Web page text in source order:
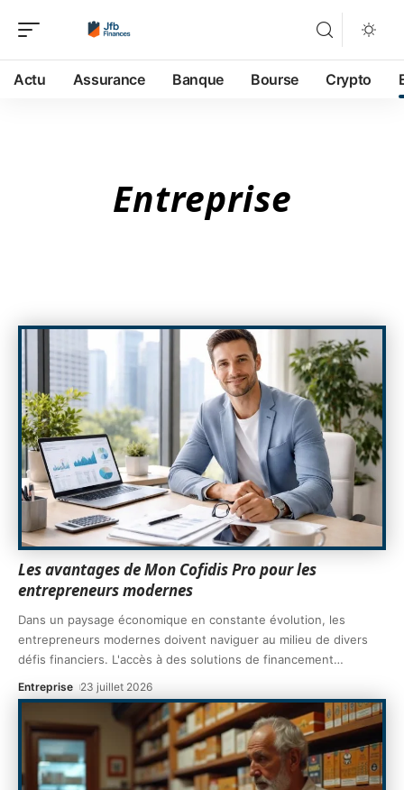
Actu Assurance Banque Bourse Crypto
Entreprise
Les avantages de Mon Cofidis Pro pour les
entrepreneurs modernes
Dans un paysage économique en constante évolution, les
entrepreneurs modernes doivent naviguer au milieu de divers
défis financiers. L'accès à des solutions de financement…
Entreprise 23 juillet 2026